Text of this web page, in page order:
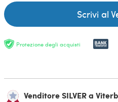
Scrivi al
Protezione degli acquisti
Venditore SILVER a